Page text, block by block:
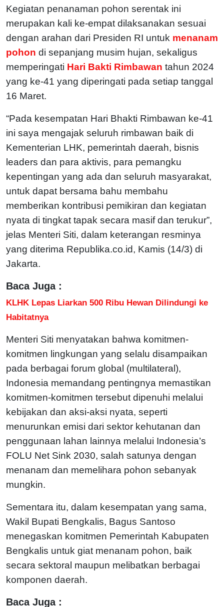
Kegiatan penanaman pohon serentak ini
merupakan kali ke-empat dilaksanakan sesuai
dengan arahan dari Presiden RI untuk menanam
pohon di sepanjang musim hujan, sekaligus
memperingati Hari Bakti Rimbawan tahun 2024
yang ke-41 yang diperingati pada setiap tanggal
16 Maret.
“Pada kesempatan Hari Bhakti Rimbawan ke-41
ini saya mengajak seluruh rimbawan baik di
Kementerian LHK, pemerintah daerah, bisnis
leaders dan para aktivis, para pemangku
kepentingan yang ada dan seluruh masyarakat,
untuk dapat bersama bahu membahu
memberikan kontribusi pemikiran dan kegiatan
nyata di tingkat tapak secara masif dan terukur”,
jelas Menteri Siti, dalam keterangan resminya
yang diterima Republika.co.id, Kamis (14/3) di
Jakarta.
Baca Juga :
KLHK Lepas Liarkan 500 Ribu Hewan Dilindungi ke
Habitatnya
Menteri Siti menyatakan bahwa komitmen-
komitmen lingkungan yang selalu disampaikan
pada berbagai forum global (multilateral),
Indonesia memandang pentingnya memastikan
komitmen-komitmen tersebut dipenuhi melalui
kebijakan dan aksi-aksi nyata, seperti
menurunkan emisi dari sektor kehutanan dan
penggunaan lahan lainnya melalui Indonesia’s
FOLU Net Sink 2030, salah satunya dengan
menanam dan memelihara pohon sebanyak
mungkin.
Sementara itu, dalam kesempatan yang sama,
Wakil Bupati Bengkalis, Bagus Santoso
menegaskan komitmen Pemerintah Kabupaten
Bengkalis untuk giat menanam pohon, baik
secara sektoral maupun melibatkan berbagai
komponen daerah.
Baca Juga :